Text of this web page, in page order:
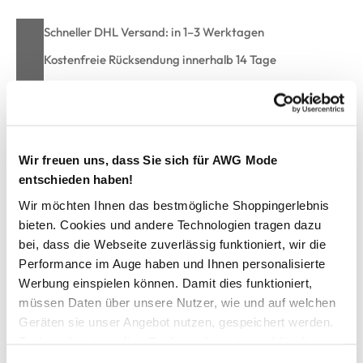
Wir freuen uns, dass Sie sich für AWG Mode
entschieden haben!
Wir möchten Ihnen das bestmögliche Shoppingerlebnis
bieten. Cookies und andere Technologien tragen dazu
bei, dass die Webseite zuverlässig funktioniert, wir die
Performance im Auge haben und Ihnen personalisierte
Werbung einspielen können. Damit dies funktioniert,
müssen Daten über unsere Nutzer, wie und auf welchen
Geräten sie unser Angebot nutzen, gespeichert werden.
Schneller DHL Versand: in 1–3 Werktagen
Kostenfreie Rücksendung innerhalb 14 Tage
Damen College Blouson
Schicker College Blouson von Lisa Tossa
Mit schmalem Kragen
Durchgehender Reißverschluss
Seitliche Eingriffstaschen mit Reißverschluss